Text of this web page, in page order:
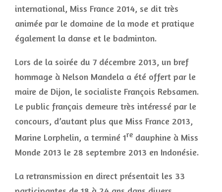
international, Miss France 2014, se dit très
animée par le domaine de la mode et pratique
également la danse et le badminton.
Lors de la soirée du 7 décembre 2013, un bref
hommage à Nelson Mandela a été offert par le
maire de Dijon, le socialiste François Rebsamen.
Le public français demeure très intéressé par le
concours, d’autant plus que Miss France 2013,
Marine Lorphelin, a terminé 1re dauphine à Miss
Monde 2013 le 28 septembre 2013 en Indonésie.
La retransmission en direct présentait les 33